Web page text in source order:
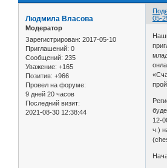
05-
Людмила Власова
Модератор
Зарегистрирован: 2017-05-10
Приглашений: 0
Сообщений: 235
Уважение: +165
Позитив: +966
Провел на форуме:
9 дней 20 часов
Последний визит:
2021-08-30 12:38:44
12-
ч.)